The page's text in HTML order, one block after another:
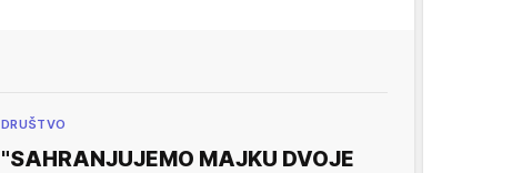
DRUŠTVO
"SAHRANJUJEMO MAJKU DVOJE